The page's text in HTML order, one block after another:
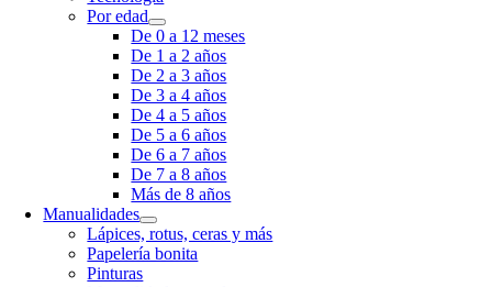
Por edad
De 0 a 12 meses
De 1 a 2 años
De 2 a 3 años
De 3 a 4 años
De 4 a 5 años
De 5 a 6 años
De 6 a 7 años
De 7 a 8 años
Más de 8 años
Manualidades
Lápices, rotus, ceras y más
Papelería bonita
Pinturas